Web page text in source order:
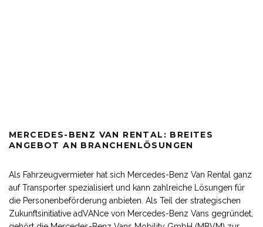
MERCEDES-BENZ VAN RENTAL: BREITES
ANGEBOT AN BRANCHENLÖSUNGEN
Als Fahrzeugvermieter hat sich Mercedes-Benz Van Rental ganz
auf Transporter spezialisiert und kann zahlreiche Lösungen für
die Personenbeförderung anbieten. Als Teil der strategischen
Zukunftsinitiative adVANce von Mercedes-Benz Vans gegründet,